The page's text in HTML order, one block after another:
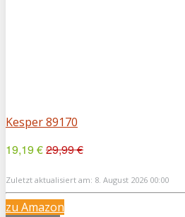
Kesper 89170
19,19 €29,99 €
Zuletzt aktualisiert am: 8. August 2026 00:00
zu Amazon